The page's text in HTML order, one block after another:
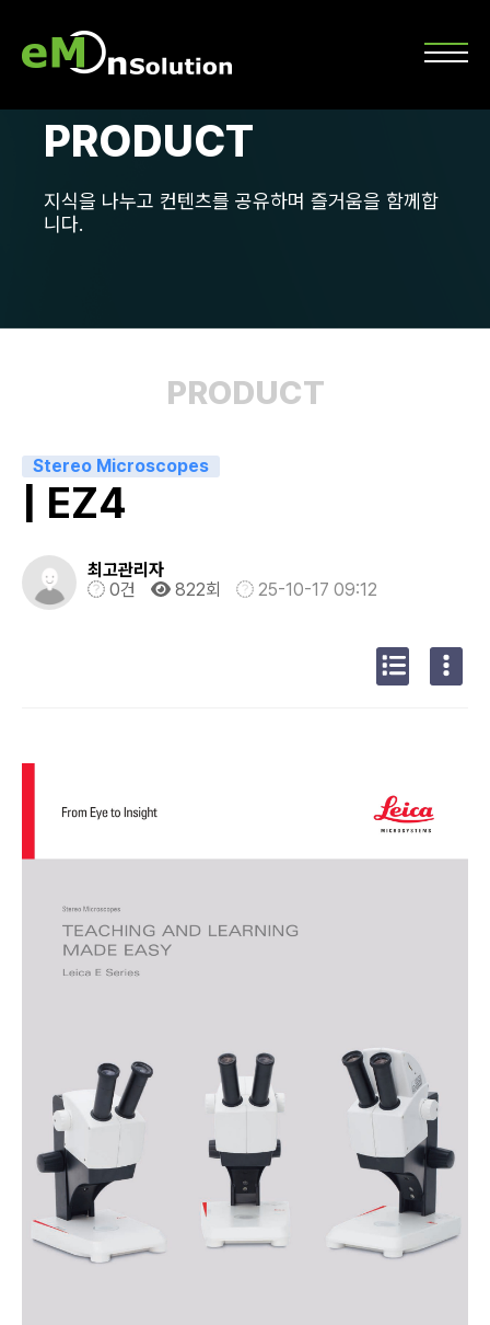
PRODUCT
지식을 나누고 컨텐츠를 공유하며 즐거움을 함께합
니다.
PRODUCT
Stereo Microscopes
| EZ4
최고관리자
0건
822회 25-10-17 09:12